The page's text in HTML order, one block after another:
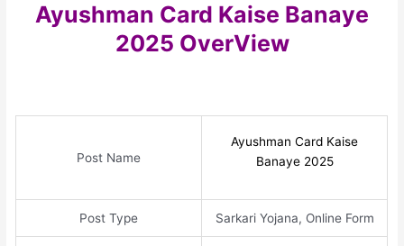
Ayushman Card Kaise Banaye
2025 OverView
Post Name
Ayushman Card Kaise
Banaye 2025
Post Type Sarkari Yojana, Online Form